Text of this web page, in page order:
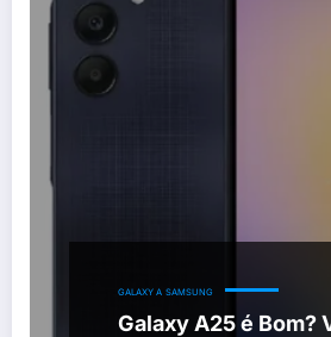
GALAXY A SAMSUNG
Galaxy A25 é Bom?